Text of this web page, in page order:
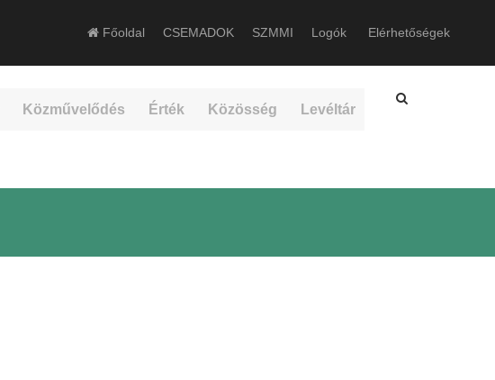
Főoldal CSEMADOK SZMMI Logók Elérhetőségek
Közművelődés Érték Közösség Levéltár